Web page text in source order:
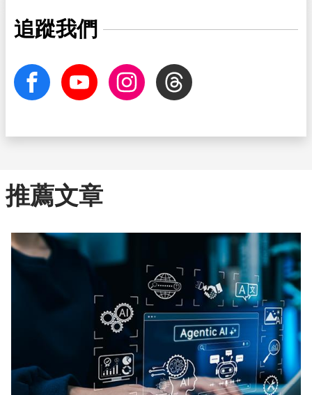
追蹤我們
facebook Youtube InstagramThreads
推薦文章